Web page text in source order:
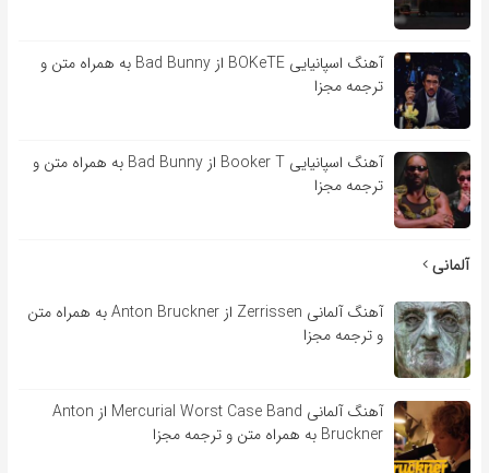
آهنگ اسپانیایی BOKeTE از Bad Bunny به همراه متن و
ترجمه مجزا
آهنگ اسپانیایی Booker T از Bad Bunny به همراه متن و
ترجمه مجزا
آلمانی
آهنگ آلمانی Zerrissen از Anton Bruckner به همراه متن
و ترجمه مجزا
آهنگ آلمانی Mercurial Worst Case Band از Anton
Bruckner به همراه متن و ترجمه مجزا